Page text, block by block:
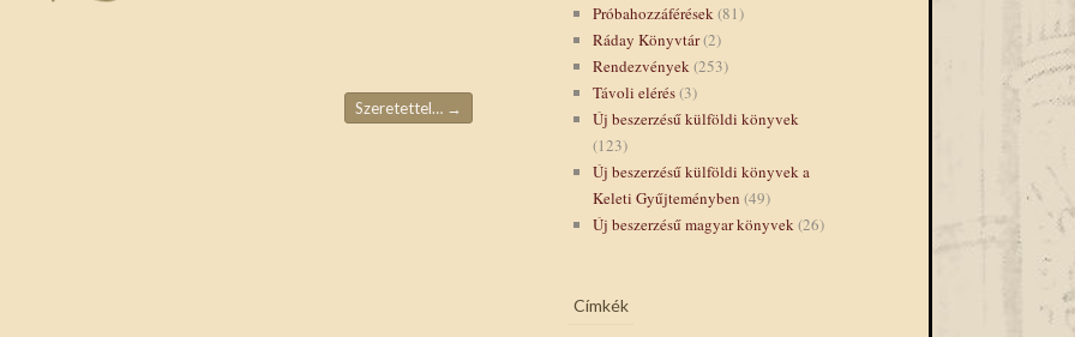
Szeretettel… →
Próbahozzáférések(81)
Ráday Könyvtár(2)
Rendezvények(253)
Távoli elérés(3)
Új beszerzésű külföldi könyvek
(123)
Új beszerzésű külföldi könyvek a
Keleti Gyűjteményben (49)
Új beszerzésű magyar könyvek(26)
Címkék